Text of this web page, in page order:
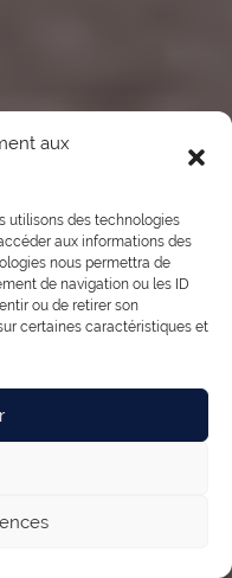
aux
utilisons des technologies
aux informations des
nous permettra de
de navigation ou les ID
ou de retirer son
certaines caractéristiques et